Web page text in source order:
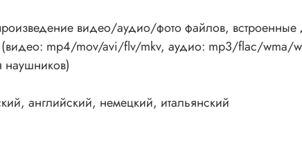
видео/аудио/фото файлов,
(видео: mp4/mov/avi/flv/mkv, аудио: mp3/flac/
наушников)
английский, немецкий, итальянский